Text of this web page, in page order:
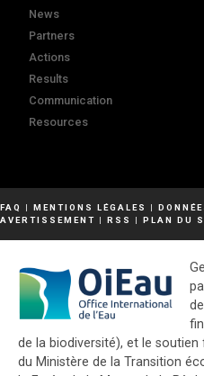
News
Partners
Actions
Results
Communication
Resources
FAQ | MENTIONS LÉGALES |
AVERTISSEMENT | RSS | PLAN DU
de la biodiversité), et le
du Ministère de la Transition